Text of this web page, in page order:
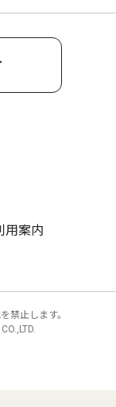
用案内
禁止します。